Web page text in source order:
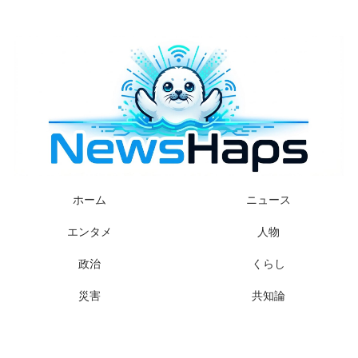
ホーム ニュース
エンタメ 人物
政治 くらし
災害 共知論